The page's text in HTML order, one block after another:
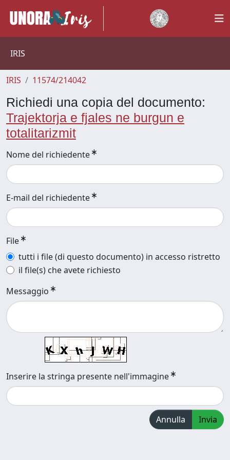
IRIS
IRIS 11574/214042
Richiedi una copia del documento:
Trajektorja e fjales ne burgun e
totalitarizmit
Nome del richiedente
E-mail del richiedente
File
tutti i file (di questo documento) in accesso ristretto
il file(s) che avete richiesto
Messaggio
Inserire la stringa presente nell'immagine
Annulla Invia